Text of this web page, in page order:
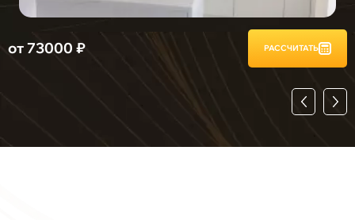
от 73000 ₽ РАССЧИТАТЬ